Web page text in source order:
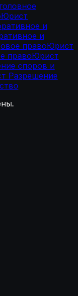
Юрист
и
и
правоЮрист
правоЮрист
споров и
Разрешение
.